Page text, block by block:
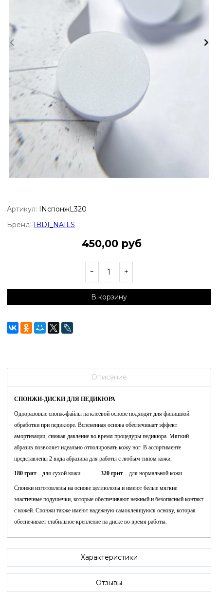
Артикул: INспонжL320
Бренд:
IBDI_NAILS
450,00 руб
В корзину
Описание
СПОНЖИ-ДИСКИ ДЛЯ ПЕДИКЮРА
Одноразовые спонж-файлы на клеевой основе подходят для финишной
обработки при педикюре. Вспененная основа обеспечивает эффект
амортизации, снижая давление во время процедуры педикюра. Мягкий
абразив позволяет идеально отполировать кожу ног. В ассортименте
представлены 2 вида абразива для работы с любым типом кожи:
180 грит – для сухой кожи 320 грит – для нормальной кожи
Спонжи изготовлены на основе целлюлозы и имеют белые мягкие
эластичные подушечки, которые обеспечивают нежный и безопасный контакт
с кожей. Спонжи также имеют надежную самоклеящуюся основу, которая
обеспечивает стабильное крепление на диске во время работы.
Характеристики
Отзывы